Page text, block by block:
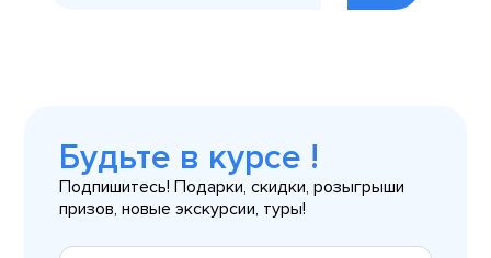
Будьте в курсе !
Подпишитесь! Подарки, скидки, розыгрыши
призов, новые экскурсии, туры!